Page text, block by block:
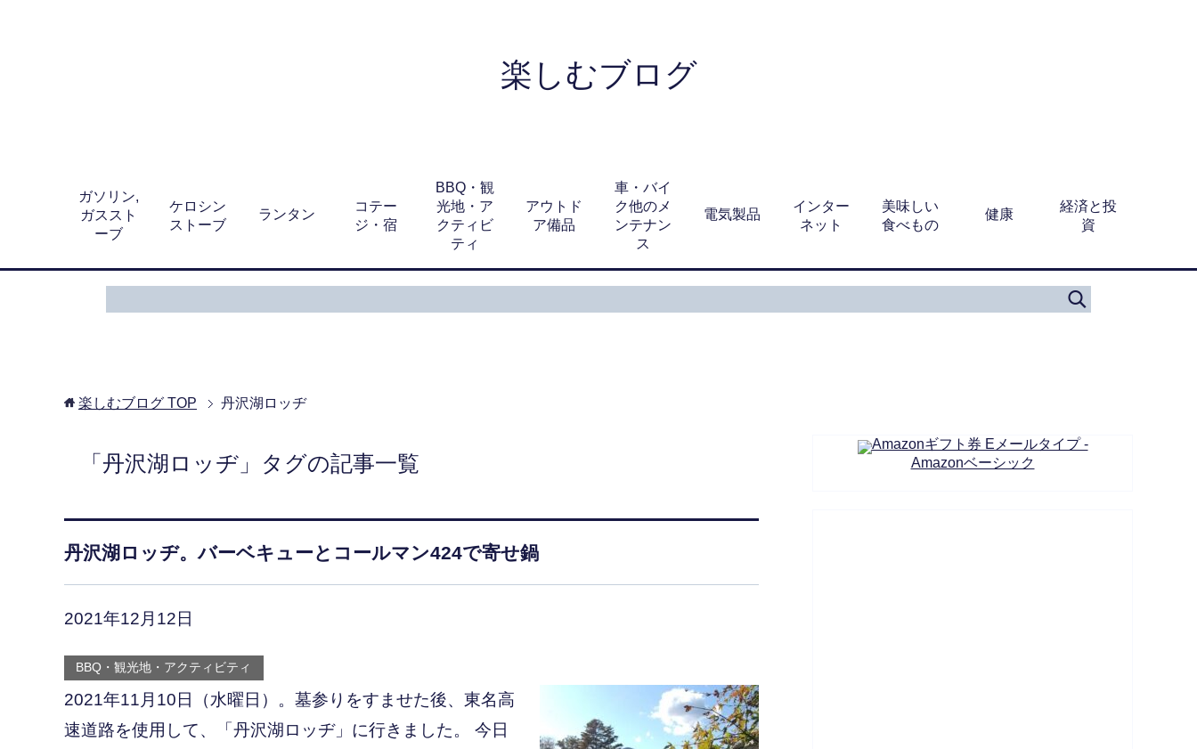
楽しむブログ
ガソリン,
ガススト
ーブ
ケロシン
ストーブ
ランタン
コテー
ジ・宿
BBQ・観
光地・ア
クティビ
ティ
アウトド
ア備品
車・バイ
ク他のメ
ンテナン
ス
電気製品
インター
ネット
美味しい
食べもの
健康
経済と投
資
楽しむブログ TOP 丹沢湖ロッヂ
「丹沢湖ロッヂ」タグの記事一覧
丹沢湖ロッヂ。バーベキューとコールマン424で寄せ鍋
2021年12月12日
BBQ・観光地・アクティビティ
2021年11月10日（水曜日）。墓参りをすませた後、東名高
速道路を使用して、「丹沢湖ロッヂ」に行きました。 今日
Amazonギフト券 Eメールタイプ -
Amazonベーシック